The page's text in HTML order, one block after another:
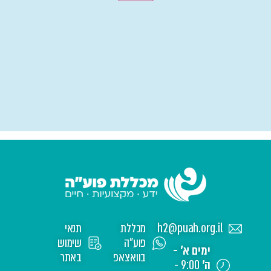
h2@puah.org.il
ימים א' -
ה'
9:00 -
מכללת
פוע"ה
בוואצאפ
תנאי
שימוש
באתר